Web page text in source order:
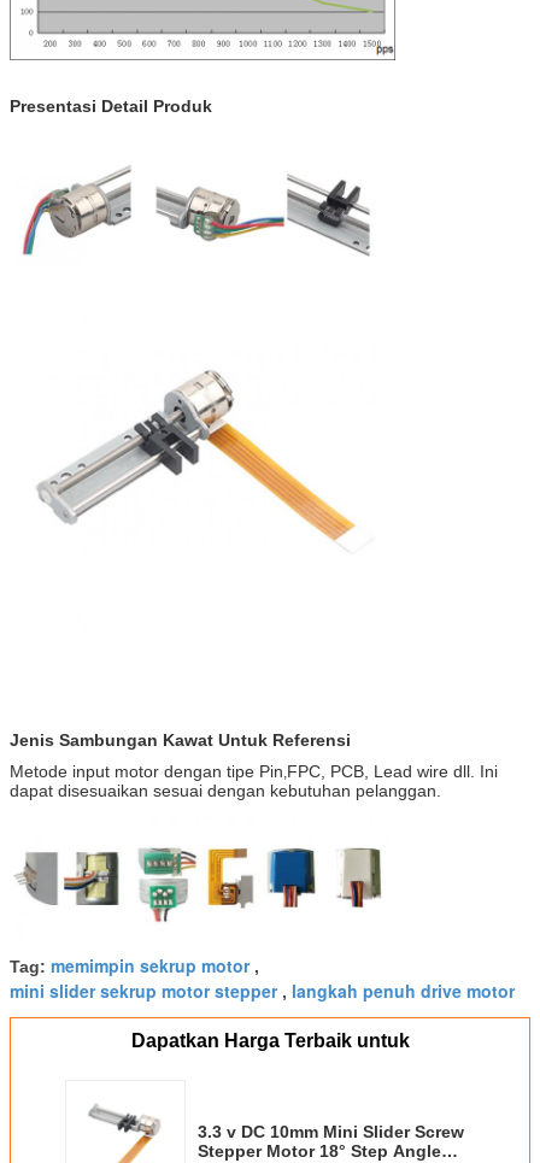
Presentasi Detail Produk
Jenis Sambungan Kawat Untuk Referensi
Metode input motor dengan tipe Pin,FPC, PCB, Lead wire dll. Ini
dapat disesuaikan sesuai dengan kebutuhan pelanggan.
Tag: memimpin sekrup motor,
mini slider sekrup motor stepper, langkah penuh drive motor
Dapatkan Harga Terbaik untuk
3.3 v DC 10mm Mini Slider Screw
Stepper Motor 18° Step Angle